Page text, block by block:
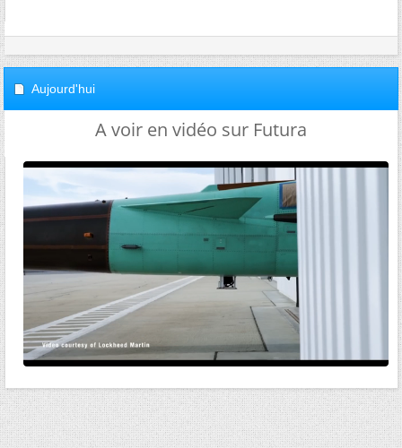
Aujourd'hui
A voir en vidéo sur Futura